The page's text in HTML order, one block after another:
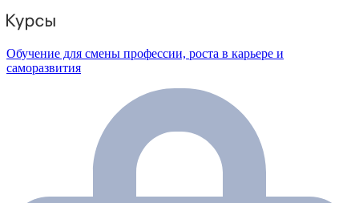
Обучение для смены профессии, роста в карьере и
саморазвития